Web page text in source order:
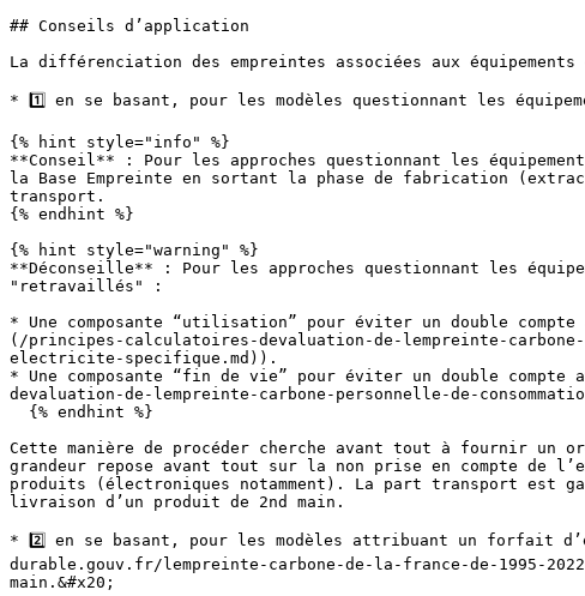
## Conseils d’application
La différenciation des empreintes associées aux
* 1️⃣ en se basant, pour les modèles questionnant les
{% hint style="info" %}
**Conseil** : Pour les approches questionnant les
la Base Empreinte en sortant la phase de fabrication
transport.
{% endhint %}
{% hint style="warning" %}
**Déconseille** : Pour les approches questionnant les
"retravaillés" :
* Une composante “utilisation” pour éviter un double
(/principes-calculatoires-devaluation-de-lempreinte-carbone-
electricite-specifique.md)).
* Une composante “fin de vie” pour éviter un double
devaluation-de-lempreinte-carbone-personnelle-de-
Cette manière de procéder cherche avant tout à fournir un
grandeur repose avant tout sur la non prise en compte
produits (électroniques notamment). La part transport est
livraison d’un produit de 2nd main.
* 2️⃣ en se basant, pour les modèles attribuant un forfait
durable.gouv.fr/lempreinte-carbone-de-la-france-de-1995-
main.&#x20;